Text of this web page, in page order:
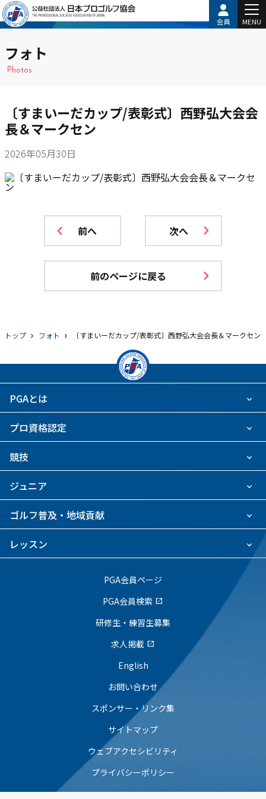
会員 MENU
フォト
Photos
〔すまいーだカップ/表彰式〕西野弘大会会
長＆マークセン
2026年05月30日
前へ 次へ
前のページに戻る
トップ フォト 〔すまいーだカップ/表彰式〕西野弘大会会長＆マークセン
PGAとは
プロ資格認定
競技
ジュニア
ゴルフ普及・地域貢献
レッスン
PGA会員ページ
PGA会員検索 open_in_new
研修生・練習生募集
求人掲載 open_in_new
English
お問い合わせ
スポンサー・リンク集
サイトマップ
ウェブアクセシビリティ
プライバシーポリシー